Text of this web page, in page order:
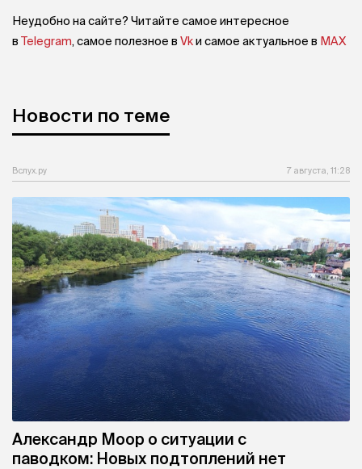
Неудобно на сайте? Читайте самое интересное
в Telegram, самое полезное в Vkи самое актуальное в MAX
Новости по теме
Вслух.ру 7 августа, 11:28
Александр Моор о ситуации с
паводком: Новых подтоплений нет